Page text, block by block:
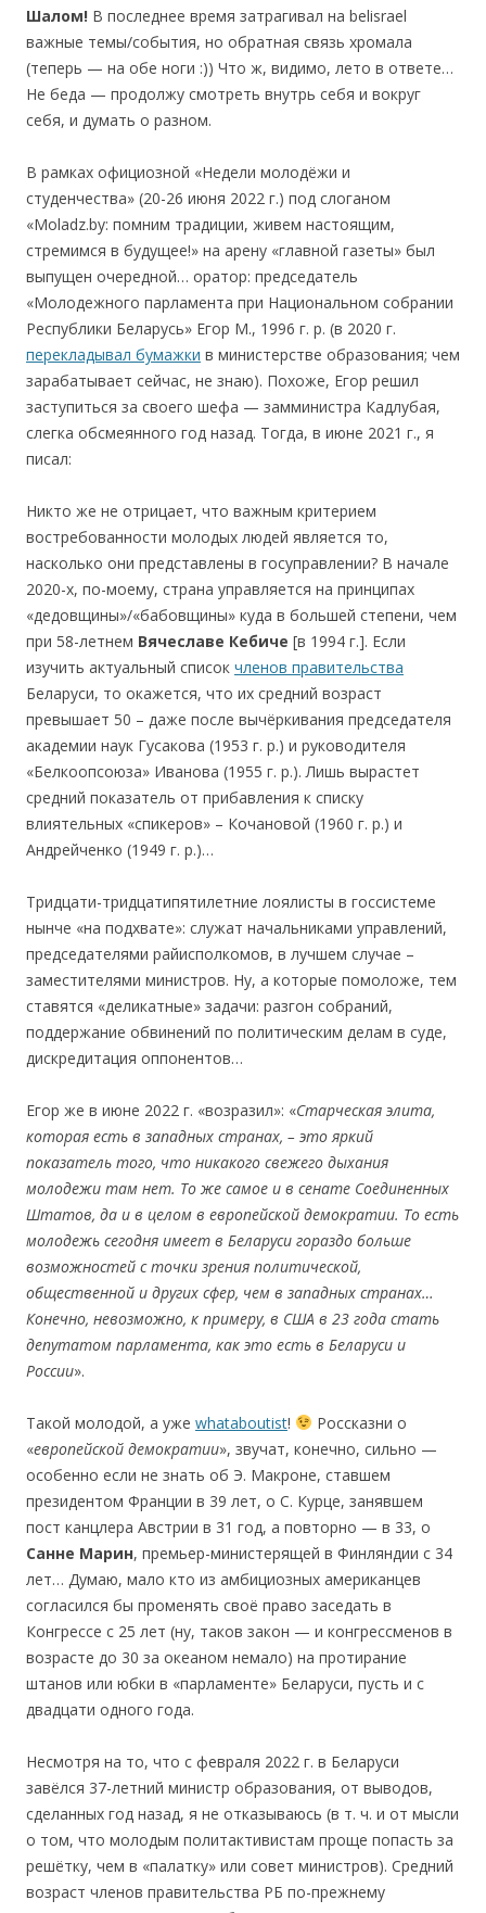
Шалом! В последнее время затрагивал на belisrael
важные темы/события, но обратная связь хромала
(теперь — на обе ноги :)) Что ж, видимо, лето в ответе…
Не беда — продолжу смотреть внутрь себя и вокруг
себя, и думать о разном.
В рамках официозной «Недели молодёжи и
студенчества» (20-26 июня 2022 г.) под слоганом
«Moladz.by: помним традиции, живем настоящим,
стремимся в будущее!» на арену «главной газеты» был
выпущен очередной… оратор: председатель
«Молодежного парламента при Национальном собрании
Республики Беларусь» Егор М., 1996 г. р. (в 2020 г.
перекладывал бумажки в министерстве образования; чем
зарабатывает сейчас, не знаю). Похоже, Егор решил
заступиться за своего шефа — замминистра Кадлубая,
слегка обсмеянного год назад. Тогда, в июне 2021 г., я
писал:
Никто же не отрицает, что важным критерием
востребованности молодых людей является то,
насколько они представлены в госуправлении? В начале
2020-х, по-моему, страна управляется на принципах
«дедовщины»/«бабовщины» куда в большей степени, чем
при 58-летнем Вячеславе Кебиче [в 1994 г.]. Если
изучить актуальный список членов правительства
Беларуси, то окажется, что их средний возраст
превышает 50 – даже после вычёркивания председателя
академии наук Гусакова (1953 г. р.) и руководителя
«Белкоопсоюза» Иванова (1955 г. р.). Лишь вырастет
средний показатель от прибавления к списку
влиятельных «спикеров» – Кочановой (1960 г. р.) и
Андрейченко (1949 г. р.)…
Тридцати-тридцатипятилетние лоялисты в госсистеме
нынче «на подхвате»: служат начальниками управлений,
председателями райисполкомов, в лучшем случае –
заместителями министров. Ну, а которые помоложе, тем
ставятся «деликатные» задачи: разгон собраний,
поддержание обвинений по политическим делам в суде,
дискредитация оппонентов…
Егор же в июне 2022 г. «возразил»: «Старческая элита,
которая есть в западных странах, – это яркий
показатель того, что никакого свежего дыхания
молодежи там нет. То же самое и в сенате Соединенных
Штатов, да и в целом в европейской демократии. То есть
молодежь сегодня имеет в Беларуси гораздо больше
возможностей с точки зрения политической,
общественной и других сфер, чем в западных странах…
Конечно, невозможно, к примеру, в США в 23 года стать
депутатом парламента, как это есть в Беларуси и
России».
Такой молодой, а уже whataboutist!
Россказни о
«европейской демократии», звучат, конечно, сильно —
особенно если не знать об Э. Макроне, ставшем
президентом Франции в 39 лет, о С. Курце, занявшем
пост канцлера Австрии в 31 год, а повторно — в 33, о
Санне Марин, премьер-министерящей в Финляндии с 34
лет… Думаю, мало кто из амбициозных американцев
согласился бы променять своё право заседать в
Конгрессе с 25 лет (ну, таков закон — и конгрессменов в
возрасте до 30 за океаном немало) на протирание
штанов или юбки в «парламенте» Беларуси, пусть и с
двадцати одного года.
Несмотря на то, что с февраля 2022 г. в Беларуси
завёлся 37-летний министр образования, от выводов,
сделанных год назад, я не отказываюсь (в т. ч. и от мысли
о том, что молодым политактивистам проще попасть за
решётку, чем в «палатку» или совет министров). Средний
возраст членов правительства РБ по-прежнему